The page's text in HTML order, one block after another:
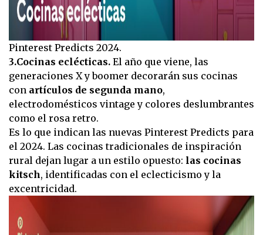
Pinterest Predicts 2024.
3.Cocinas eclécticas. El año que viene, las
generaciones X y boomer decorarán sus cocinas
con artículos de segunda mano,
electrodomésticos vintage y colores deslumbrantes
como el rosa retro.
Es lo que indican las nuevas Pinterest Predicts para
el 2024. Las cocinas tradicionales de inspiración
rural dejan lugar a un estilo opuesto: las cocinas
kitsch, identificadas con el eclecticismo y la
excentricidad.